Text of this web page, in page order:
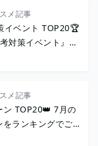
メ記事
イベント TOP20🏆
対策イベント』を
介！
メ記事
ン TOP20👑 7月の
をランキングでご紹